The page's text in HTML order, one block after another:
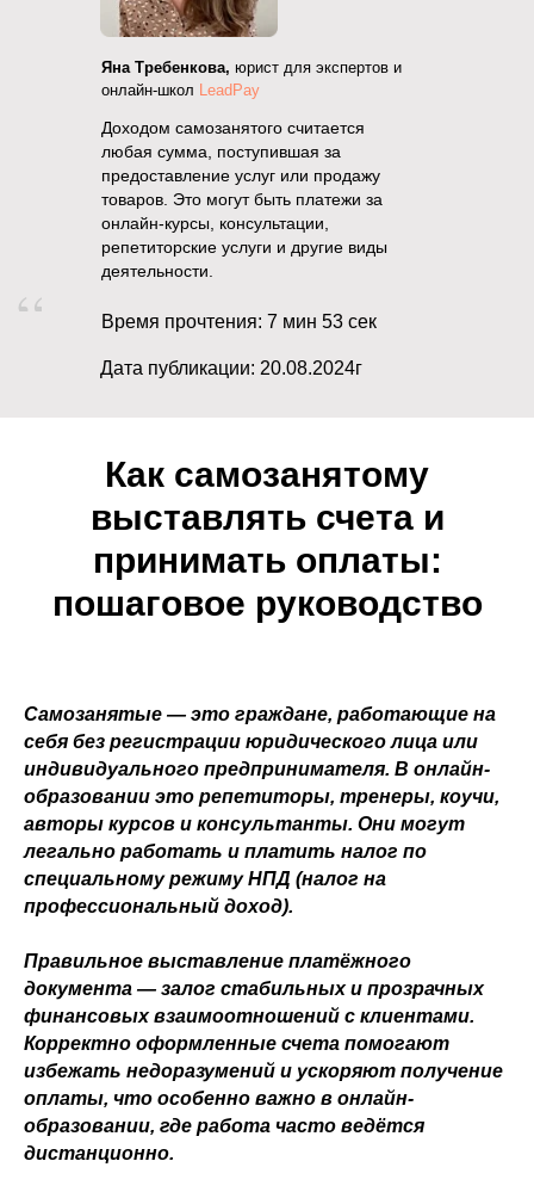
Доходом самозанятого считается
любая сумма, поступившая за
предоставление услуг или продажу
товаров. Это могут быть платежи за
онлайн-курсы, консультации,
репетиторские услуги и другие виды
деятельности.
Яна Требенкова, юрист для экспертов и
онлайн-школ LeadPay
Дата публикации: 20.08.2024г
Время прочтения: 7 мин 53 сек
Как самозанятому
выставлять счета и
принимать оплаты:
пошаговое руководство
Самозанятые — это граждане, работающие на
себя без регистрации юридического лица или
индивидуального предпринимателя. В онлайн-
образовании это репетиторы, тренеры, коучи,
авторы курсов и консультанты. Они могут
легально работать и платить налог по
специальному режиму НПД (налог на
профессиональный доход).
Правильное выставление платёжного
документа — залог стабильных и прозрачных
финансовых взаимоотношений с клиентами.
Корректно оформленные счета помогают
избежать недоразумений и ускоряют получение
оплаты, что особенно важно в онлайн-
образовании, где работа часто ведётся
дистанционно.